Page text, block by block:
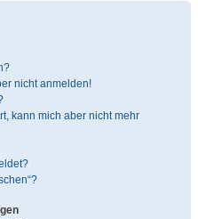
nicht anmelden!
kann mich aber nicht mehr